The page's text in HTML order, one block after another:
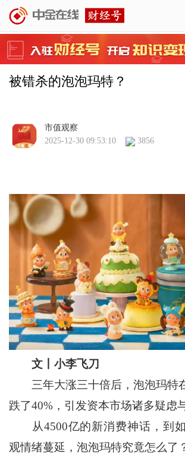
被错杀的泡泡玛特？
市值观察
2025-12-30 09:53:10
3856
文丨小李飞刀
三年大涨三十倍后，泡泡玛特
跌了40%，引发资本市场诸多疑虑
从4500亿的新消费神话，到如
观情绪蔓延，泡泡玛特究竟怎么了